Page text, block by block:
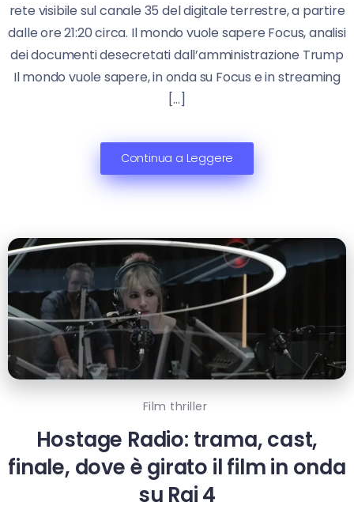
rete visibile sul canale 35 del digitale terrestre, a partire
dalle ore 21:20 circa. Il mondo vuole sapere Focus, analisi
dei documenti desecretati dall’amministrazione Trump
Il mondo vuole sapere, in onda su Focus e in streaming
[…]
Continua a Leggere
Film thriller
Hostage Radio: trama, cast,
finale, dove è girato il film in onda
su Rai 4